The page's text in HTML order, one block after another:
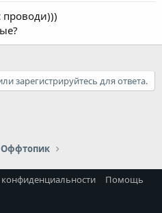
проводи)))
зарегистрируйтесь для ответа.
Оффтопик
Помощь